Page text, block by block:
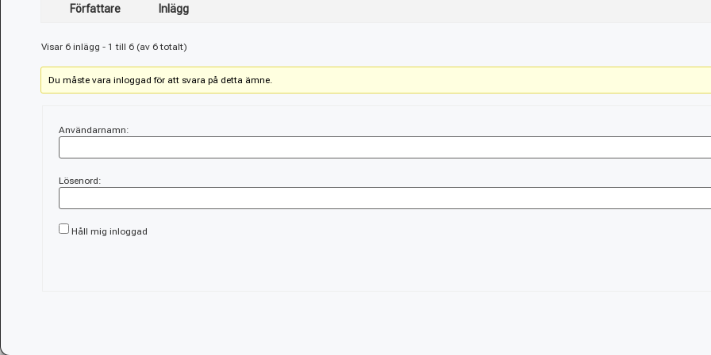
Författare Inlägg
Visar 6 inlägg - 1 till 6 (av 6 totalt)
Du måste vara inloggad för att svara på detta ämne.
Användarnamn:
Lösenord:
Håll mig inloggad